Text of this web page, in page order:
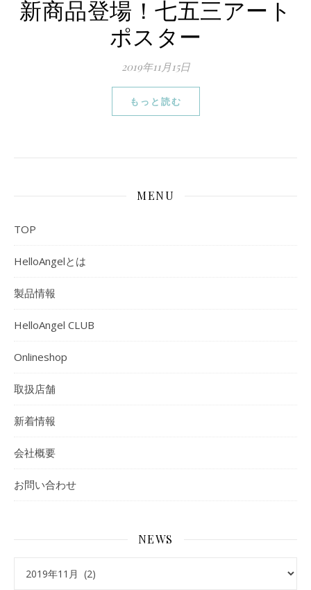
新商品登場！七五三アート
ポスター
2019年11月15日
もっと読む
MENU
TOP
HelloAngelとは
製品情報
HelloAngel CLUB
Onlineshop
取扱店舗
新着情報
会社概要
お問い合わせ
NEWS